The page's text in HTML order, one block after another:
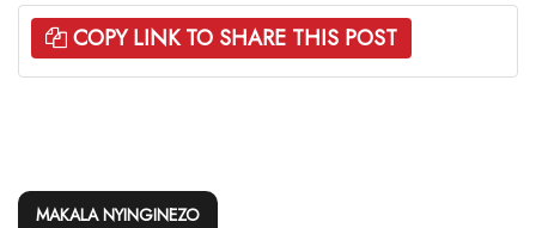
COPY LINK TO SHARE THIS POST
MAKALA NYINGINEZO